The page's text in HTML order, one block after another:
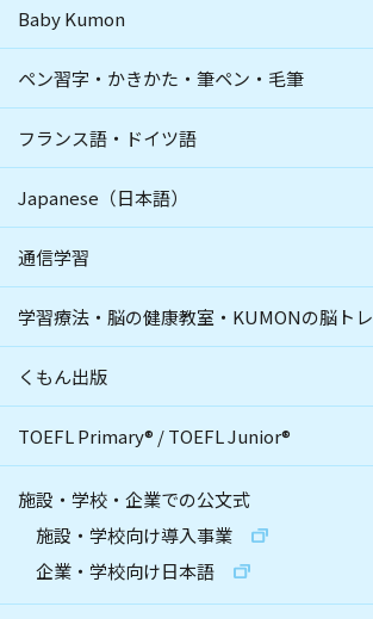
Baby Kumon
ペン習字・かきかた・筆ペン・毛筆
フランス語・ドイツ語
Japanese（日本語）
通信学習
学習療法・脳の健康教室・KUMONの脳トレ
くもん出版
TOEFL Primary® /TOEFL Junior®
施設・学校・企業での公文式
施設・学校向け導入事業
企業・学校向け日本語